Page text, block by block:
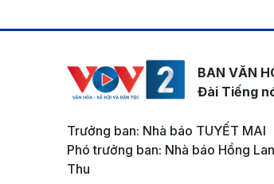
BAN VĂN
Đài Tiếng
Trưởng ban: Nhà báo TUYẾT MAI
Phó trưởng ban: Nhà báo Hồng
Thu